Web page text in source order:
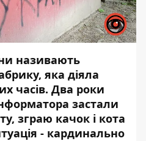
називають
яка діяла
часів. Два роки
застали
зграю качок і кота
- кардинально